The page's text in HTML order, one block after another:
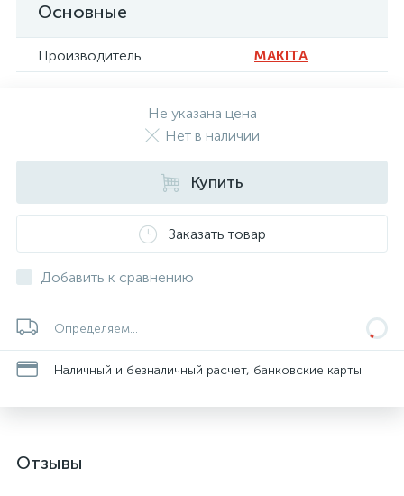
Основные
Производитель MAKITA
Не указана цена
Нет в наличии
Купить
Заказать товар
Добавить к сравнению
Определяем...
Наличный и безналичный расчет, банковские карты
Отзывы